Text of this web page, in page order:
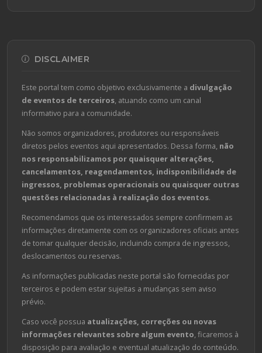
DISCLAIMER
Este portal tem como objetivo exclusivamente a divulgação
de eventos de terceiros, atuando como um canal
informativo para a comunidade.
Não somos organizadores, produtores ou responsáveis
diretos pelos eventos aqui apresentados. Dessa forma, não
nos responsabilizamos por quaisquer alterações,
cancelamentos, reagendamentos, indisponibilidade de
ingressos, problemas operacionais ou quaisquer outras
questões relacionadas à realização dos eventos.
Recomendamos que os interessados sempre confirmem as
informações diretamente com os organizadores oficiais antes
de tomar qualquer decisão, incluindo compra de ingressos,
deslocamentos ou reservas.
As informações publicadas neste portal são fornecidas por
terceiros e podem estar sujeitas a mudanças sem aviso
prévio.
Caso você possua atualizações, correções ou novas
informações relevantes sobre algum evento, ficaremos à
disposição para avaliação e eventual atualização do conteúdo.